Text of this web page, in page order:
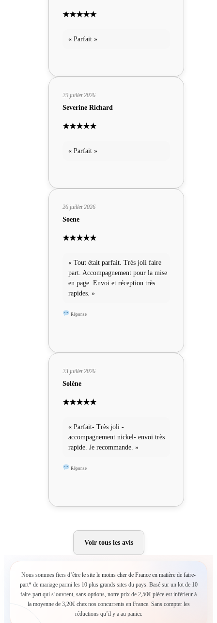
★★★★★
« Parfait »
29 juillet 2026
Severine Richard
★★★★★
« Parfait »
26 juillet 2026
Soene
★★★★★
« Tout était parfait. Très joli faire
part. Accompagnement pour la mise
en page. Envoi et réception très
rapides. »
Réponse
23 juillet 2026
Solène
★★★★★
« Parfait- Très joli -
accompagnement nickel- envoi très
rapide. Je recommande. »
Réponse
Voir tous les avis
Nous sommes fiers d’être le site le moins cher de France en matière de faire-
part*de mariage parmi les 10 plus grands sites du pays. Basé sur un lot de 10
faire-part qui s’ouvrent, sans options, notre prix de 2,50€ pièce est inférieur à
la moyenne de 3,20€ chez nos concurrents en France. Sans compter les
réductions qu’il y a au panier.